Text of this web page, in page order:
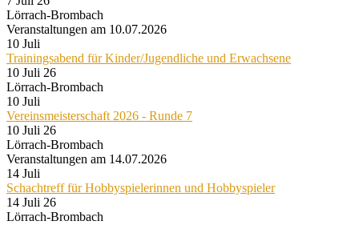
Lörrach-Brombach
Veranstaltungen am 10.07.2026
10 Juli
Trainingsabend für Kinder/Jugendliche und Erwachsene
10 Juli 26
Lörrach-Brombach
10 Juli
Vereinsmeisterschaft 2026 - Runde 7
10 Juli 26
Lörrach-Brombach
Veranstaltungen am 14.07.2026
14 Juli
Schachtreff für Hobbyspielerinnen und Hobbyspieler
14 Juli 26
Lörrach-Brombach